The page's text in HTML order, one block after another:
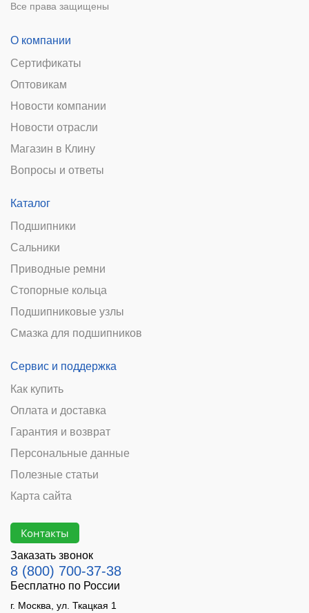
Все права защищены
О компании
Сертификаты
Оптовикам
Новости компании
Новости отрасли
Магазин в Клину
Вопросы и ответы
Каталог
Подшипники
Сальники
Приводные ремни
Стопорные кольца
Подшипниковые узлы
Смазка для подшипников
Сервис и поддержка
Как купить
Оплата и доставка
Гарантия и возврат
Персональные данные
Полезные статьи
Карта сайта
Контакты
Заказать звонок
8 (800) 700-37-38
Бесплатно по России
г. Москва, ул. Ткацкая 1